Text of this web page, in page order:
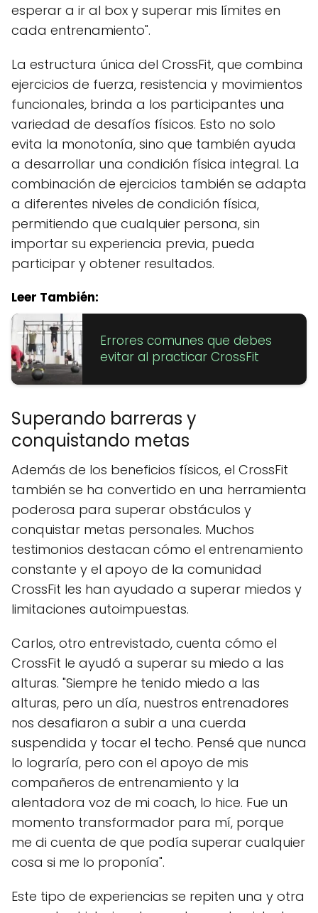
esperar a ir al box y superar mis límites en
cada entrenamiento".
La estructura única del CrossFit, que combina
ejercicios de fuerza, resistencia y movimientos
funcionales, brinda a los participantes una
variedad de desafíos físicos. Esto no solo
evita la monotonía, sino que también ayuda
a desarrollar una condición física integral. La
combinación de ejercicios también se adapta
a diferentes niveles de condición física,
permitiendo que cualquier persona, sin
importar su experiencia previa, pueda
participar y obtener resultados.
Leer También:
Errores comunes que debes
evitar al practicar CrossFit
Superando barreras y
conquistando metas
Además de los beneficios físicos, el CrossFit
también se ha convertido en una herramienta
poderosa para superar obstáculos y
conquistar metas personales. Muchos
testimonios destacan cómo el entrenamiento
constante y el apoyo de la comunidad
CrossFit les han ayudado a superar miedos y
limitaciones autoimpuestas.
Carlos, otro entrevistado, cuenta cómo el
CrossFit le ayudó a superar su miedo a las
alturas. "Siempre he tenido miedo a las
alturas, pero un día, nuestros entrenadores
nos desafiaron a subir a una cuerda
suspendida y tocar el techo. Pensé que nunca
lo lograría, pero con el apoyo de mis
compañeros de entrenamiento y la
alentadora voz de mi coach, lo hice. Fue un
momento transformador para mí, porque
me di cuenta de que podía superar cualquier
cosa si me lo proponía".
Este tipo de experiencias se repiten una y otra